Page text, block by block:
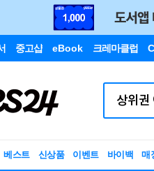
중고샵 eBook 크레마클럽
베스트 신상품 이벤트 바이백 매